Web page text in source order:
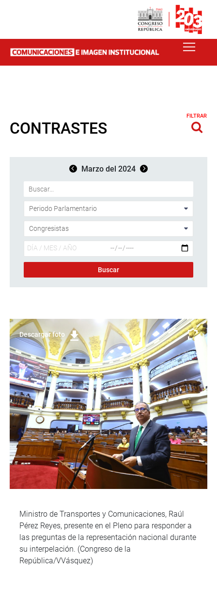
CONTRASTES
FILTRAR
Marzo del 2024
Descargar foto
Ministro de Transportes y Comunicaciones, Raúl
Pérez Reyes, presente en el Pleno para responder a
las preguntas de la representación nacional durante
su interpelación. (Congreso de la
República/VVásquez)